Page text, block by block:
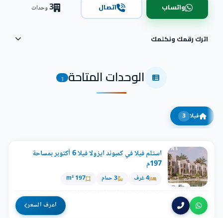
واتساب اتصال 3وحدات
اترك رقمك ونكلمك
الوحدات المتاحة 3
فيلا 3
استلم فيلا في كمبوند ايزولا فيلا 6 أكتوبر بمساحة
197م
4 غرف 3 حمام 197 m²
اعرف السعر